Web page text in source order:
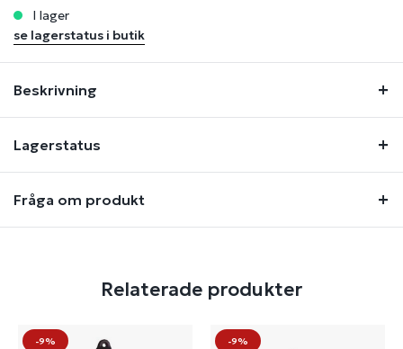
i lager
se lagerstatus i butik
Beskrivning
Lagerstatus
Fråga om produkt
Relaterade produkter
-9% -9%